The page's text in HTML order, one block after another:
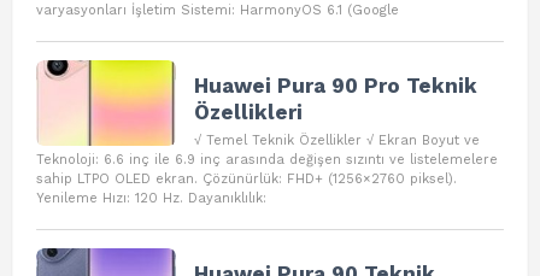
varyasyonları İşletim Sistemi: HarmonyOS 6.1 (Google
Huawei Pura 90 Pro Teknik
Özellikleri
√ Temel Teknik Özellikler √ Ekran Boyut ve
Teknoloji: 6.6 inç ile 6.9 inç arasında değişen sızıntı ve listelemelere
sahip LTPO OLED ekran. Çözünürlük: FHD+ (1256×2760 piksel).
Yenileme Hızı: 120 Hz. Dayanıklılık: